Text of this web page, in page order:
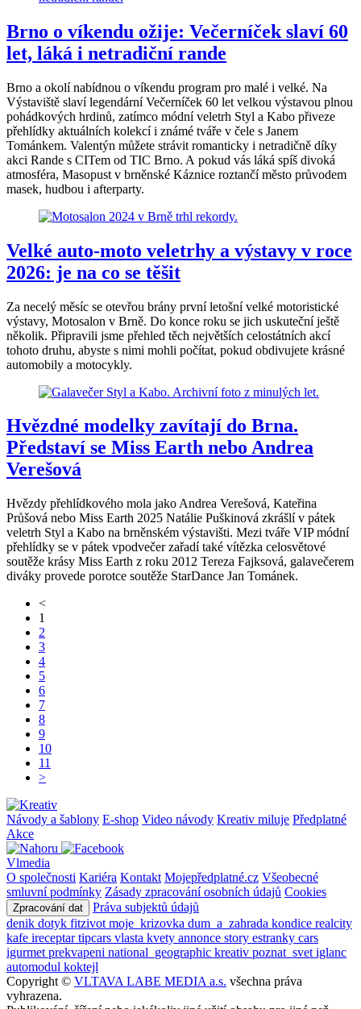
Brno o víkendu ožije: Večerníček slaví 60
let, láká i netradiční rande
Brno a okolí nabídnou o víkendu program pro malé i velké. Na
Výstaviště slaví legendární Večerníček 60 let velkou výstavou plnou
pohádkových hrdinů, zatímco módní veletrh Styl a Kabo přiveze
přehlídky aktuálních kolekcí i známé tváře v čele s Janem
Tománkem. Valentýn můžete strávit romanticky i netradičně díky
akci Rande s CITem od TIC Brno. A pokud vás láká spíš divoká
atmosféra, Masopust v brněnské Káznice roztančí město průvodem
masek, hudbou i afterparty.
Velké auto-moto veletrhy a výstavy v roce
2026: je na co se těšit
Za necelý měsíc se otevřou brány první letošní velké motoristické
výstavy, Motosalon v Brně. Do konce roku se jich uskuteční ještě
několik. Připravili jsme přehled těch největších celostátních akcí
tohoto druhu, abyste s nimi mohli počítat, pokud obdivujete krásné
automobily a motocykly.
Hvězdné modelky zavítají do Brna.
Představí se Miss Earth nebo Andrea
Verešová
Hvězdy přehlídkového mola jako Andrea Verešová, Kateřina
Průšová nebo Miss Earth 2025 Natálie Puškinová zkrášlí v pátek
veletrh Styl a Kabo na brněnském výstavišti. Mezi tváře VIP módní
přehlídky se v pátek vpodvečer zařadí také vítězka celosvětové
soutěže krásy Miss Earth z roku 2012 Tereza Fajksová, galavečerem
diváky provede porotce soutěže StarDance Jan Tománek.
<
1
2
3
4
5
6
7
8
9
10
11
>
Návody a šablony E-shop Video návody Kreativ miluje Předplatné
Akce
Vlmedia
O společnosti Kariéra Kontakt Mojepředplatné.cz Všeobecné
smluvní podmínky Zásady zpracování osobních údajů Cookies
Zpracování dat
Práva subjektů údajů
denik dotyk fitzivot moje_krizovka dum_a_zahrada kondice realcity
kafe ireceptartipcars vlasta kvety annonce story estranky cars
igurmet prekvapeni national_geographic kreativ poznat_svet iglanc
automodul koktejl
Copyright © VLTAVA LABE MEDIA a.s. všechna práva
vyhrazena.